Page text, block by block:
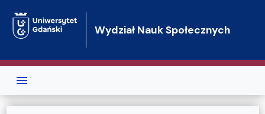
Wydział Nauk Społecznych